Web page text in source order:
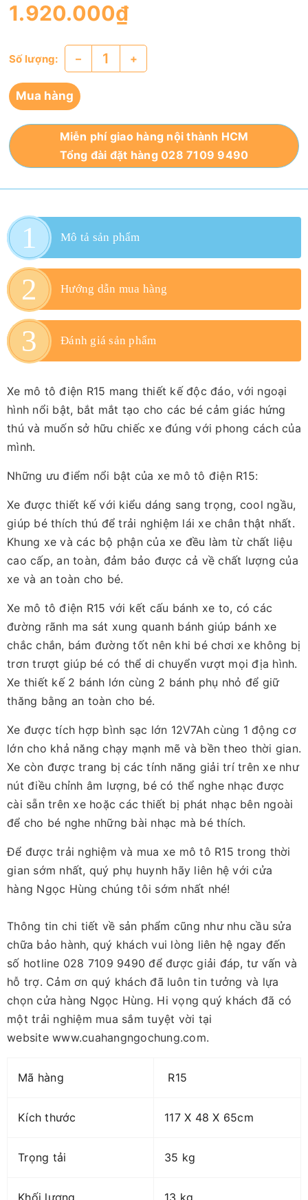
1.920.000₫
Số lượng: – +
Mua hàng
Miễn phí giao hàng nội thành HCM
Tổng đài đặt hàng 028 7109 9490
Mô tả sản phẩm
Hướng dẫn mua hàng
Đánh giá sản phẩm
Xe mô tô điện R15 mang thiết kế độc đáo, với ngoại
hình nổi bật, bắt mắt tạo cho các bé cảm giác hứng
thú và muốn sở hữu chiếc xe đúng với phong cách của
mình.
Những ưu điểm nổi bật của xe mô tô điện R15:
Xe được thiết kế với kiểu dáng sang trọng, cool ngầu,
giúp bé thích thú để trải nghiệm lái xe chân thật nhất.
Khung xe và các bộ phận của xe đều làm từ chất liệu
cao cấp, an toàn, đảm bảo được cả về chất lượng của
xe và an toàn cho bé.
Xe mô tô điện R15 với kết cấu bánh xe to, có các
đường rãnh ma sát xung quanh bánh giúp bánh xe
chắc chắn, bám đường tốt nên khi bé chơi xe không bị
trơn trượt giúp bé có thể di chuyển vượt mọi địa hình.
Xe thiết kế 2 bánh lớn cùng 2 bánh phụ nhỏ để giữ
thăng bằng an toàn cho bé.
Xe được tích hợp bình sạc lớn 12V7Ah cùng 1 động cơ
lớn cho khả năng chạy mạnh mẽ và bền theo thời gian.
Xe còn được trang bị các tính năng giải trí trên xe như
nút điều chỉnh âm lượng, bé có thể nghe nhạc được
cài sẵn trên xe hoặc các thiết bị phát nhạc bên ngoài
để cho bé nghe những bài nhạc mà bé thích.
Để được trải nghiệm và mua xe mô tô R15 trong thời
gian sớm nhất, quý phụ huynh hãy liên hệ với cửa
hàng Ngọc Hùng chúng tôi sớm nhất nhé!
Thông tin chi tiết về sản phẩm cũng như nhu cầu sửa
chữa bảo hành, quý khách vui lòng liên hệ ngay đến
số hotline 028 7109 9490 để được giải đáp, tư vấn và
hỗ trợ. Cảm ơn quý khách đã luôn tin tưởng và lựa
chọn cửa hàng Ngọc Hùng. Hi vọng quý khách đã có
một trải nghiệm mua sắm tuyệt vời tại
website www.cuahangngochung.com.
Mã hàng R15
Kích thước 117 X 48 X 65cm
Trọng tải 35 kg